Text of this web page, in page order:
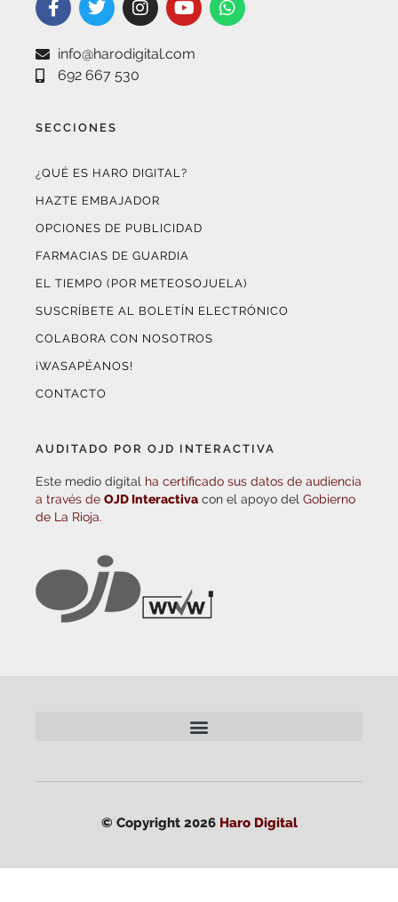
info@harodigital.com
692 667 530
SECCIONES
¿QUÉ ES HARO DIGITAL?
HAZTE EMBAJADOR
OPCIONES DE PUBLICIDAD
FARMACIAS DE GUARDIA
EL TIEMPO (POR METEOSOJUELA)
SUSCRÍBETE AL BOLETÍN ELECTRÓNICO
COLABORA CON NOSOTROS
¡WASAPÉANOS!
CONTACTO
AUDITADO POR OJD INTERACTIVA
Este medio digital ha certificado sus datos de audiencia
a través de OJD Interactiva con el apoyo del Gobierno
de La Rioja.
© Copyright 2026 Haro Digital